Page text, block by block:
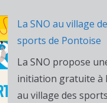
La SNO au village
sports de Pontoise
La SNO propose
initiation gratuite à
au village des